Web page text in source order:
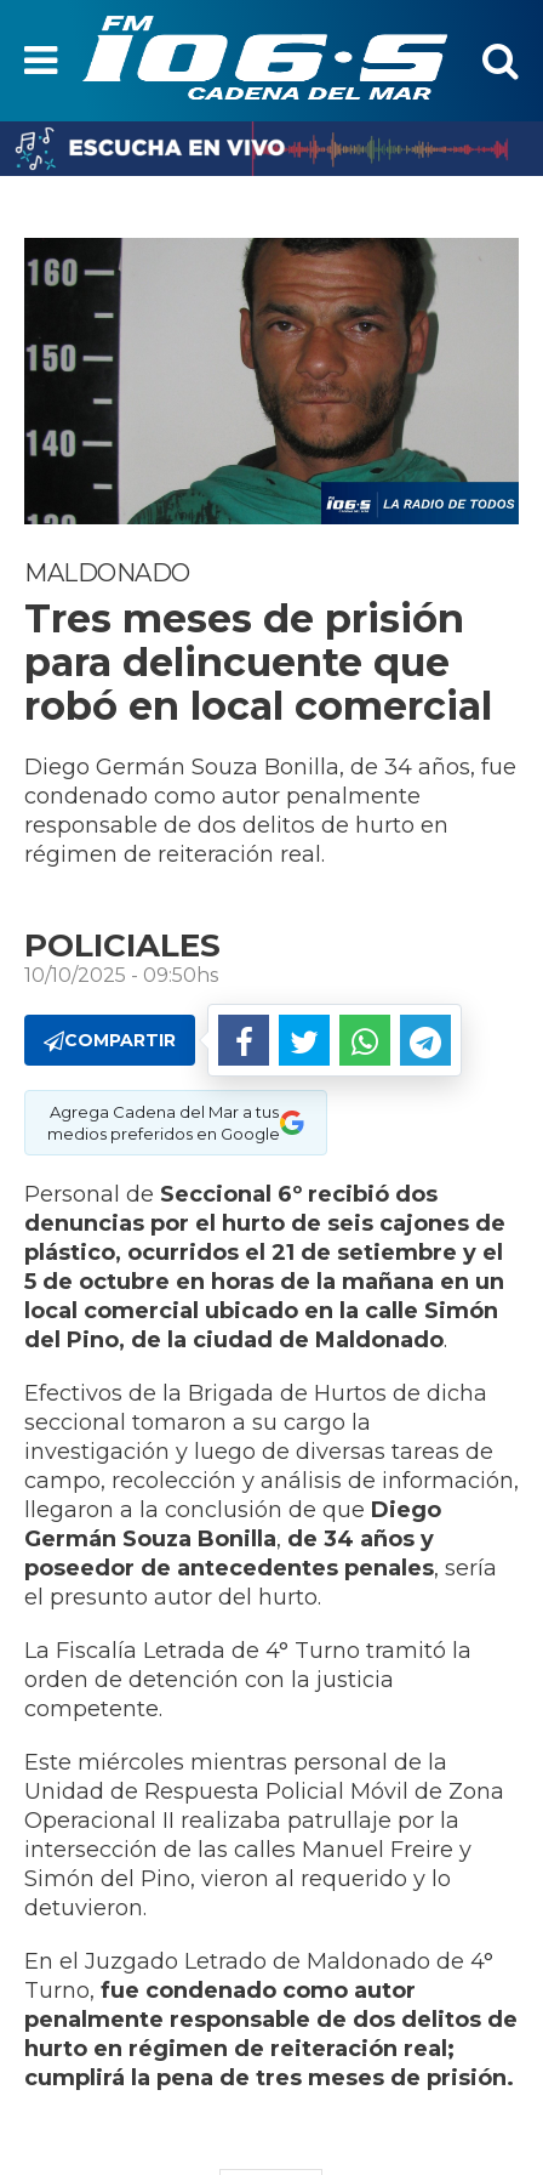
MALDONADO
Tres meses de prisión
para delincuente que
robó en local comercial
Diego Germán Souza Bonilla, de 34 años, fue
condenado como autor penalmente
responsable de dos delitos de hurto en
régimen de reiteración real.
POLICIALES
10/10/2025 - 09:50hs
COMPARTIR
Agrega Cadena del Mar a tus
medios preferidos en Google
Personal de Seccional 6º recibió dos
denuncias por el hurto de seis cajones de
plástico, ocurridos el 21 de setiembre y el
5 de octubre en horas de la mañana en un
local comercial ubicado en la calle Simón
del Pino, de la ciudad de Maldonado.
Efectivos de la Brigada de Hurtos de dicha
seccional tomaron a su cargo la
investigación y luego de diversas tareas de
campo, recolección y análisis de información,
llegaron a la conclusión de que Diego
Germán Souza Bonilla, de 34 años y
poseedor de antecedentes penales, sería
el presunto autor del hurto.
La Fiscalía Letrada de 4° Turno tramitó la
orden de detención con la justicia
competente.
Este miércoles mientras personal de la
Unidad de Respuesta Policial Móvil de Zona
Operacional II realizaba patrullaje por la
intersección de las calles Manuel Freire y
Simón del Pino, vieron al requerido y lo
detuvieron.
En el Juzgado Letrado de Maldonado de 4°
Turno, fue condenado como autor
penalmente responsable de dos delitos de
hurto en régimen de reiteración real;
cumplirá la pena de tres meses de prisión.